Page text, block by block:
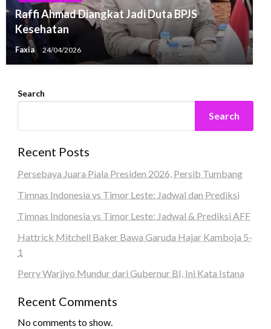
Raffi Ahmad Diangkat Jadi Duta BPJS
Kesehatan
Faxia 24/04/2026
Search
Search
Recent Posts
Persebaya Juara Piala Presiden 2026, Persib Tumbang
Timnas Indonesia vs Timor Leste: Jadwal dan Prediksi
Timnas Indonesia vs Timor Leste: Jadwal & Prediksi AFF
Hattrick Mitchell Baker Bawa Garuda Hajar Kamboja 5-
1
Perry Warjiyo Mundur dari Gubernur BI, Ini Kata Istana
Recent Comments
No comments to show.